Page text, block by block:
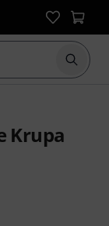
Börja
Krupa